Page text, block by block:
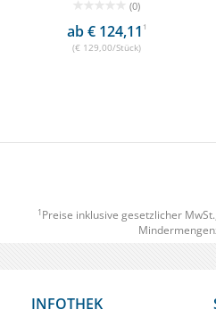
(0)
ab € 124,11 1
(€ 129,00/Stück)
1 Preise inklusive gesetzlicher
INFOTHEK